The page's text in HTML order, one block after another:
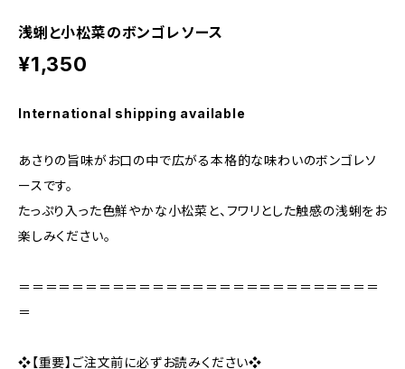
浅蜊と小松菜のボンゴレソース
¥1,350
International shipping available
あさりの旨味がお口の中で広がる本格的な味わいのボンゴレソ
ースです。
たっぷり入った色鮮やかな小松菜と、フワリとした触感の浅蜊をお
楽しみください。
＝＝＝＝＝＝＝＝＝＝＝＝＝＝＝＝＝＝＝＝＝＝＝＝＝＝＝
＝
❖【重要】ご注文前に必ずお読みください❖